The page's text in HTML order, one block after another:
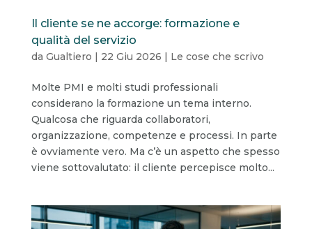
Il cliente se ne accorge: formazione e
qualità del servizio
da Gualtiero | 22 Giu 2026 | Le cose che scrivo
Molte PMI e molti studi professionali
considerano la formazione un tema interno.
Qualcosa che riguarda collaboratori,
organizzazione, competenze e processi. In parte
è ovviamente vero. Ma c’è un aspetto che spesso
viene sottovalutato: il cliente percepisce molto...